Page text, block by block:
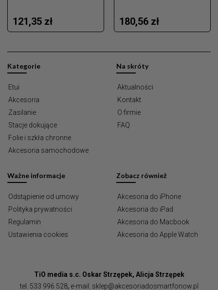
121,35 zł 180,56 zł
Kategorie
Etui
Akcesoria
Zasilanie
Stacje dokujące
Folie i szkła chronne
Akcesoria samochodowe
Na skróty
Aktualności
Kontakt
O firmie
FAQ
Ważne informacje
Odstąpienie od umowy
Polityka prywatności
Regulamin
Ustawienia cookies
Zobacz również
Akcesoria do iPhone
Akcesoria do iPad
Akcesoria do Macbook
Akcesoria do Apple Watch
TiO media s.c. Oskar Strzępek, Alicja Strzępek
tel. 533 996 528, e-mail: sklep@akcesoriadosmartfonow.pl